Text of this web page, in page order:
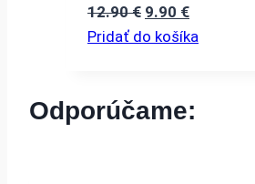
12.90€ Pôvodná
cena
9.90 €Aktuálna
cena
Pridať do košíka
Odporúčame: